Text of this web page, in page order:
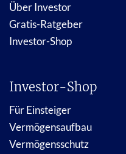
Über Investor
Gratis-Ratgeber
Investor-Shop
Investor-Shop
Für Einsteiger
Vermögensaufbau
Vermögensschutz